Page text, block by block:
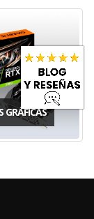
GRÁFICAS